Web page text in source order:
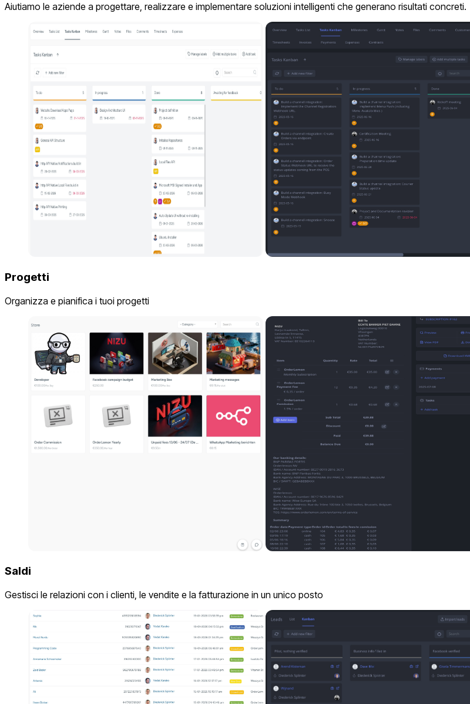
Aiutiamo le aziende a progettare, realizzare e implementare soluzioni intelligenti che generano risultati concreti.
Progetti
Organizza e pianifica i tuoi progetti
Saldi
Gestisci le relazioni con i clienti, le vendite e la fatturazione in un unico posto